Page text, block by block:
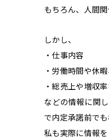
もちろん、人間
しかし、
・仕事内容
・労働時間や休
・総売上や増収
などの情報に関
で内定承諾前で
私も実際に情報